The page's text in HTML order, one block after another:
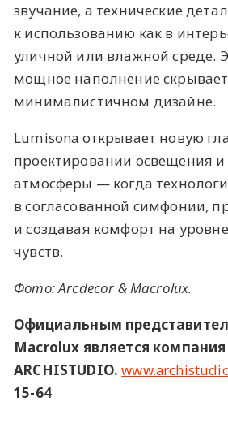
звучание, а технические
к использованию как в
уличной или влажной среде.
мощное наполнение
минималистичном дизайне.
Lumisona открывает новую
проектировании освещения
атмосферы — когда
в согласованной симфонии,
и создавая комфорт на
чувств.
Фото: Arcdecor & Macroluх.
Официальным
Macrolux является компания
ARCHISTUDIO.
15-64